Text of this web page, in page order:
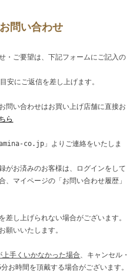
問い合わせ
・ご要望は、下記フォームにご記入の
安にご返信を差し上げます。
問い合わせはお買い上げ店舗に直接お
ら
co.jp」よりご連絡をいたしま
がお済みのお客様は、ログインをして
、マイページの「お問い合わせ履歴」
し上げられない場合がございます。
願いいたします。
上手くいかなかった場合、キャンセル・
お時間を頂戴する場合がございます。